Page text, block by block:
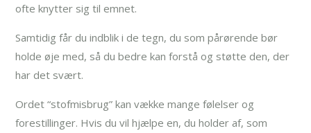
ofte knytter sig til emnet.
Samtidig får du indblik i de tegn, du som pårørende bør
holde øje med, så du bedre kan forstå og støtte den, der
har det svært.
Ordet “stofmisbrug” kan vække mange følelser og
forestillinger. Hvis du vil hjælpe en, du holder af, som